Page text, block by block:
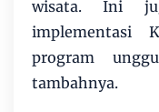
wisata. Ini
implementasi
program
tambahnya.